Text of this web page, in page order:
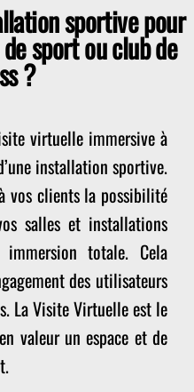
sportive pour
sport ou club de
?
virtuelle immersive à
installation sportive.
vos clients la possibilité
salles et installations
totale. Cela
des utilisateurs
La Visite Virtuelle est le
valeur un espace et de